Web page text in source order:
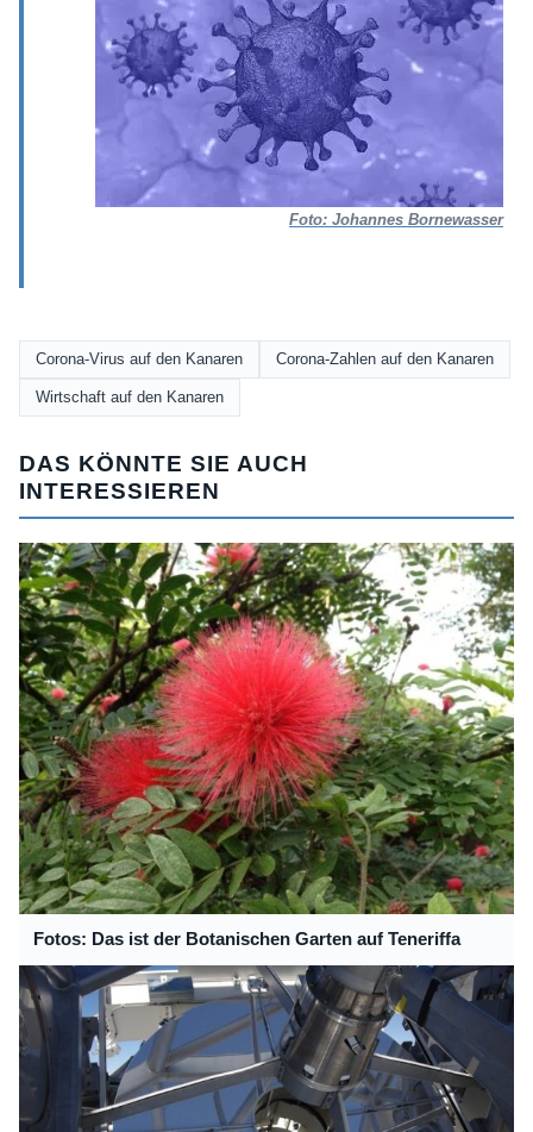
Foto: Johannes Bornewasser
Corona-Virus auf den Kanaren Corona-Zahlen auf den Kanaren
Wirtschaft auf den Kanaren
DAS KÖNNTE SIE AUCH
INTERESSIEREN
Fotos: Das ist der Botanischen Garten auf Teneriffa